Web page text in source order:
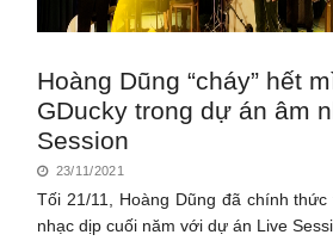
Hoàng Dũng “cháy” hết
GDucky trong dự án âm
Session
23/11/2021
Tối 21/11, Hoàng Dũng đã chính
nhạc dịp cuối năm với dự án Live